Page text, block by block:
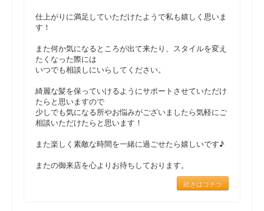
仕上がりに満足していただけたようで私も嬉しく思いま
す！
また何か気になるところが出て来たり、スタイルを変え
たくなった際には
いつでも相談しにいらしてください。
綺麗な髪を保っていけるようにサポートさせていただけ
たらと思いますので
少しでも気になる所やお悩みがございましたら気軽にご
相談いただけたらと思います！
また楽しく素敵な時間を一緒に過ごせたら嬉しいです♪
またの御来店を心よりお待ちしております。
続きはコチラ